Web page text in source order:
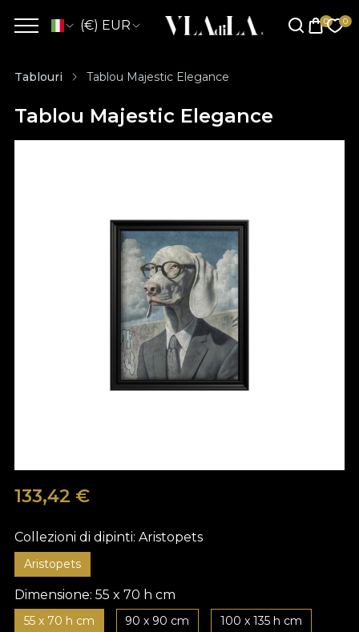
(€) EUR
Tablouri Tablou Majestic Elegance
Tablou Majestic Elegance
133,42 €
Collezioni di dipinti: Aristopets
Aristopets
Dimensione: 55 x 70 h cm
55 x 70 h cm 90 x 90 cm 100 x 135 h cm